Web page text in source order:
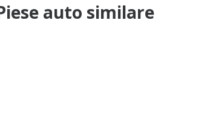
auto similare